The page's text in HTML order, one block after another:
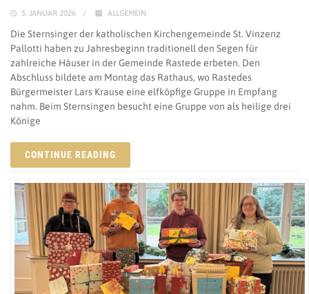
5. JANUAR 2026 ALLGEMEIN
Die Sternsinger der katholischen Kirchengemeinde St. Vinzenz
Pallotti haben zu Jahresbeginn traditionell den Segen für
zahlreiche Häuser in der Gemeinde Rastede erbeten. Den
Abschluss bildete am Montag das Rathaus, wo Rastedes
Bürgermeister Lars Krause eine elfköpfige Gruppe in Empfang
nahm. Beim Sternsingen besucht eine Gruppe von als heilige drei
Könige
CONTINUE READING